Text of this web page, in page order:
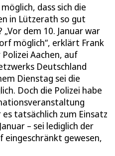
dass sich die
in Lützerath so gut
dem 10. Januar war
möglich“, erklärt Frank
Aachen, auf
Deutschland
Dienstag sei die
Doch die Polizei habe
tatsächlich zum Einsatz
– sei lediglich der
eingeschränkt gewesen,